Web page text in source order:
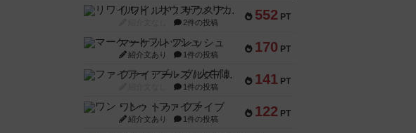
552 PT
リワイルド：サウスアメリカ
2件の投稿
170 PT
マーケットフレッシュ
紹介文あり 1件の投稿
141 PT
ファイアー・ブルズ / 火牛陣
1件の投稿
122 PT
ワン・トゥ・ファイブ
紹介文あり 1件の投稿